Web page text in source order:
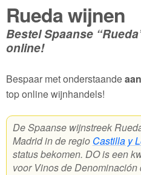
Rode
Witte
Kleine
Rueda wijnen
Bestel Spaanse
online!
Bespaar met onderstaande
top online wijnhandels!
De Spaanse wijnstreek
Madrid in de regio Castilla y
status bekomen. DO is een
voor Vinos de Denominación